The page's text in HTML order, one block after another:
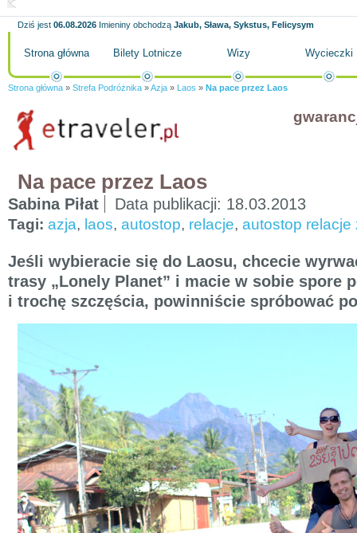
Dziś jest 06.08.2026 Imieniny obchodzą Jakub, Sława, Sykstus, Felicysym
Strona główna Bilety Lotnicze Wizy Wycieczki
Strona główna » Strefa Podróżnika »Azja » Laos » Na pace przez Laos
Na pace przez Laos
Sabina Piłat Data publikacji: 18.03.2013
Tagi: azja, laos, autostop, relacje, autostop relacje
Jeśli wybieracie się do Laosu, chcecie
trasy „Lonely Planet” i macie w sobie spore
i trochę szczęścia, powinniście spróbować